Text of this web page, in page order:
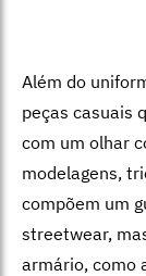
Além do
peças casuais
com um olhar
modelagens,
compõem um
streetwear,
armário, como